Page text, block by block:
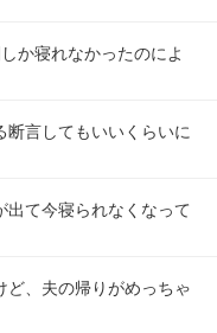
か寝れなかったのによ
断言してもいいくらいに
出て今寝られなくなって
ど、夫の帰りがめっちゃ